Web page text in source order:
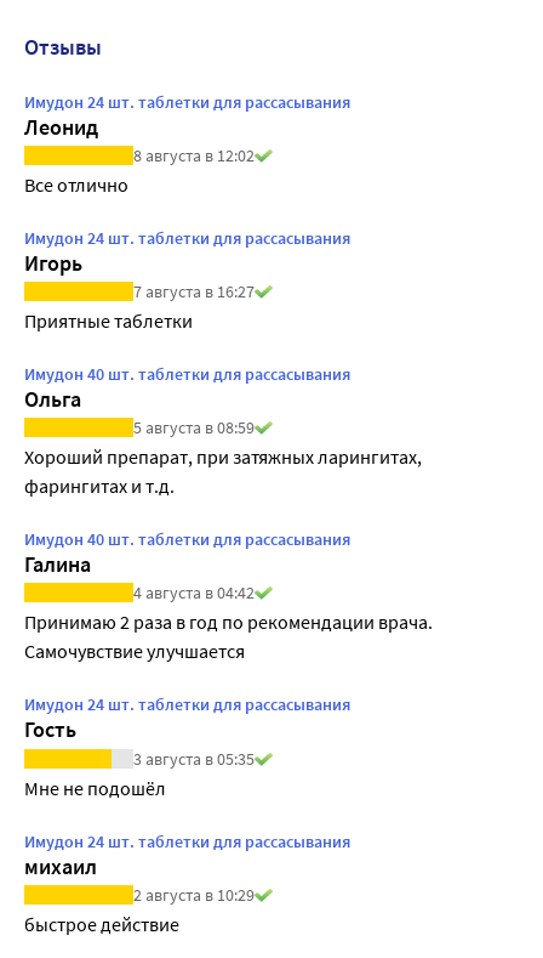
Отзывы
Имудон 24 шт. таблетки для рассасывания
Леонид
8 августа в 12:02
Все отлично
Имудон 24 шт. таблетки для рассасывания
Игорь
7 августа в 16:27
Приятные таблетки
Имудон 40 шт. таблетки для рассасывания
Ольга
5 августа в 08:59
Хороший препарат, при затяжных ларингитах,
фарингитах и т.д.
Имудон 40 шт. таблетки для рассасывания
Галина
4 августа в 04:42
Принимаю 2 раза в год по рекомендации врача.
Самочувствие улучшается
Имудон 24 шт. таблетки для рассасывания
Гость
3 августа в 05:35
Мне не подошёл
Имудон 24 шт. таблетки для рассасывания
михаил
2 августа в 10:29
быстрое действие